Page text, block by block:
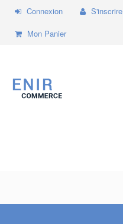
Connexion
S'inscrire
Mon Panier